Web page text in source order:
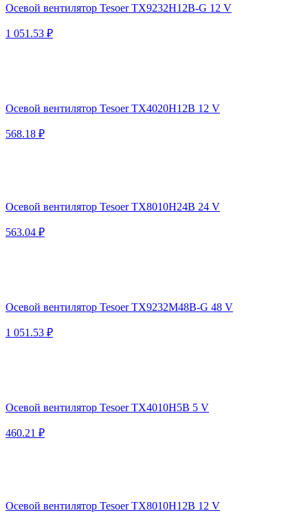
Осевой вентилятор Tesoer TX9232H12B-G 12 V
1 051.53 ₽
Осевой вентилятор Tesoer TX4020H12B 12 V
568.18 ₽
Осевой вентилятор Tesoer TX8010H24B 24 V
563.04 ₽
Осевой вентилятор Tesoer TX9232M48B-G 48 V
1 051.53 ₽
Осевой вентилятор Tesoer TX4010H5B 5 V
460.21 ₽
Осевой вентилятор Tesoer TX8010H12B 12 V